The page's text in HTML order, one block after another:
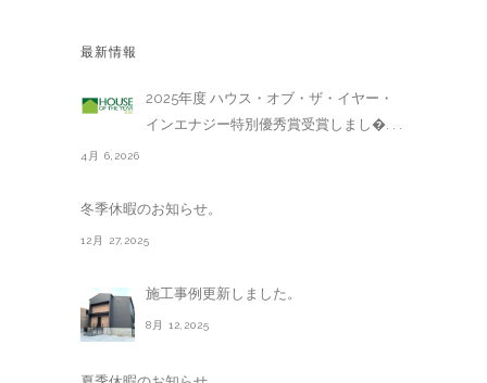
最新情報
2025年度 ハウス・オブ・ザ・イヤー・
インエナジー特別優秀賞受賞しまし�. . .
4月 6,2026
冬季休暇のお知らせ。
12月 27,2025
施工事例更新しました。
8月 12,2025